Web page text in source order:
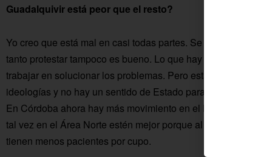
Guadalquivir está peor que el resto?
Yo creo que está mal en casi todas partes. Se está
tanto protestar tampoco es bueno. Lo que hay que hacer es
trabajar en solucionar los problemas. Pero está visto, en la
ideologías y no hay un sentido de Estado para llevarnos bien y
En Córdoba ahora hay más movimiento en el Distrito Centro;
tal vez en el Área Norte estén mejor porque al haber pueblos
tienen menos pacientes por cupo.